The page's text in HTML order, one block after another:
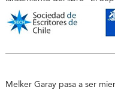
Melker Garay pasa a ser